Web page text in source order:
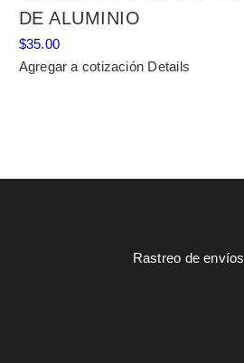
DE ALUMINIO
$35.00
Agregar a cotización Details
Rastreo de envíos